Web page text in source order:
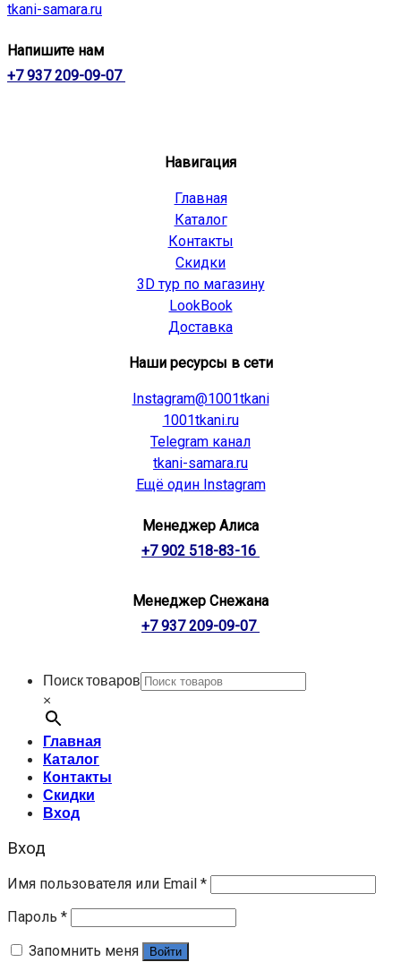
tkani-samara.ru
Напишите нам
+7 937 209-09-07
Навигация
Главная
Каталог
Контакты
Скидки
3D тур по магазину
LookBook
Доставка
Наши ресурсы в сети
Instagram@1001tkani
1001tkani.ru
Telegram канал
tkani-samara.ru
Ещё один Instagram
Менеджер Алиса
+7 902 518-83-16
Менеджер Снежана
+7 937 209-09-07
Поиск товаров
×
Главная
Каталог
Контакты
Скидки
Вход
Вход
Имя пользователя или Email *
Пароль *
Запомнить меня
Войти